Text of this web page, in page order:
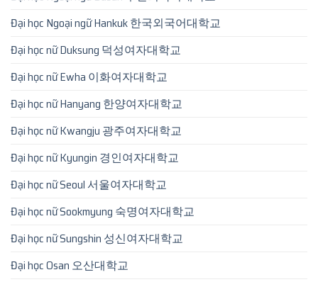
Đại học Ngoại ngữ Hankuk 한국외국어대학교
Đại học nữ Duksung 덕성여자대학교
Đại học nữ Ewha 이화여자대학교
Đại học nữ Hanyang 한양여자대학교
Đại học nữ Kwangju 광주여자대학교
Đại học nữ Kyungin 경인여자대학교
Đại học nữ Seoul 서울여자대학교
Đại học nữ Sookmyung 숙명여자대학교
Đại học nữ Sungshin 성신여자대학교
Đại học Osan 오산대학교